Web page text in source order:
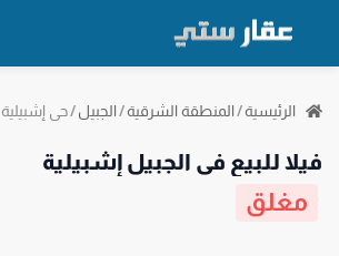
الرئيسية/المنطقة الشرقية/الجبيل/حي إشبيلية
فيلا للبيع في الجبيل إشبيلية
مغلق